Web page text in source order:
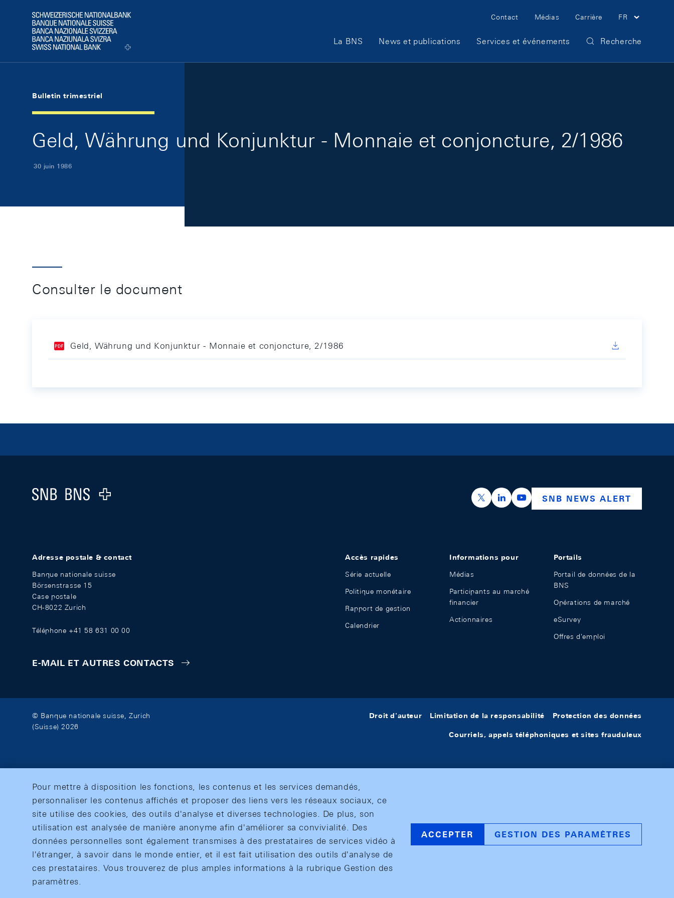
Logo
Meta Navigation
Contact Médias Carrière FR
Main Navigation
La BNS News et publications Services et événements Recherche
Bulletin trimestriel
Geld, Währung und Konjunktur - Monnaie et conjoncture, 2/1986
30 juin 1986
Consulter le document
Geld, Währung und Konjunktur - Monnaie et conjoncture, 2/1986
Logo
https://x.com/snb_bns
https://ch.linkedin.com/company/swiss-
https://www.youtube.com/
SNB NEWS ALERT
Adresse postale & contact
Banque nationale suisse
Börsenstrasse 15
Case postale
CH-8022 Zurich
Téléphone +41 58 631 00 00
E-MAIL ET AUTRES CONTACTS
Accès rapides
Série actuelle
Politique monétaire
Rapport de gestion
Calendrier
Informations pour
Médias
Participants au marché
financier
Actionnaires
Portails
Portail de données de la
BNS
Opérations de marché
eSurvey
Offres d'emploi
© Banque nationale suisse, Zurich
(Suisse) 2026
Droit d'auteur Limitation de la responsabilité Protection des données
Courriels, appels téléphoniques et sites frauduleux
Pour mettre à disposition les fonctions, les contenus et les services demandés,
personnaliser les contenus affichés et proposer des liens vers les réseaux sociaux, ce
site utilise des cookies, des outils d'analyse et diverses technologies. De plus, son
utilisation est analysée de manière anonyme afin d'améliorer sa convivialité. Des
données personnelles sont également transmises à des prestataires de services vidéo à
l'étranger, à savoir dans le monde entier, et il est fait utilisation des outils d'analyse de
ces prestataires. Vous trouverez de plus amples informations à la rubrique Gestion des
paramètres.
ACCEPTER GESTION DES PARAMÈTRES